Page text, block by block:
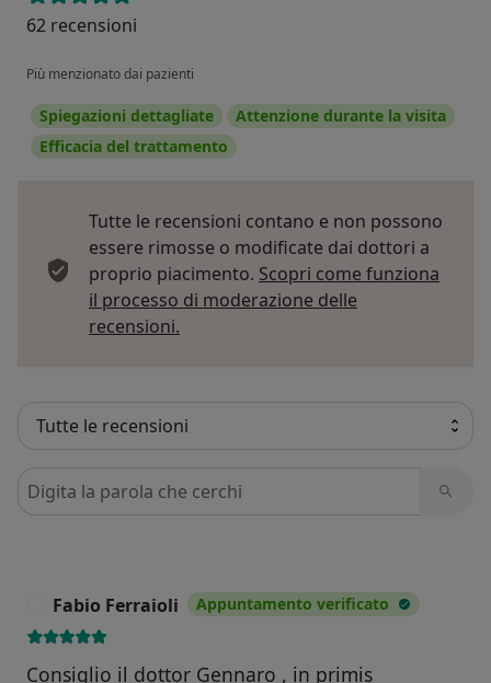
62 recensioni
Più menzionato dai pazienti
Spiegazioni dettagliate
Attenzione durante la visita
Efficacia del trattamento
Tutte le recensioni contano e non possono
essere rimosse o modificate dai dottori a
proprio piacimento. Scopri come funziona
il processo di moderazione delle
recensioni.
Cerca nelle recensioni
Fabio Ferraioli Appuntamento verificato
Consiglio il dottor Gennaro , in primis